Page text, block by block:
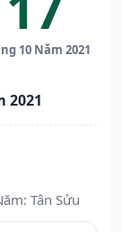
10 Năm 2021
2021
Tân Sửu